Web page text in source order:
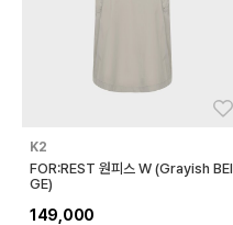
K2
FOR:REST 원피스 W (Grayish BEI
GE)
149,000